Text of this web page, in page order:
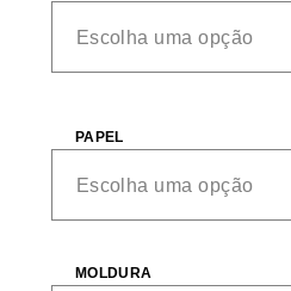
PAPEL
MOLDURA